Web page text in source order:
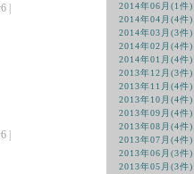
|
|
2014年06月(1件)
2014年04月(4件)
2014年03月(3件)
2014年02月(4件)
2014年01月(4件)
2013年12月(3件)
2013年11月(4件)
2013年10月(4件)
2013年09月(4件)
2013年08月(4件)
2013年07月(4件)
2013年06月(3件)
2013年05月(3件)